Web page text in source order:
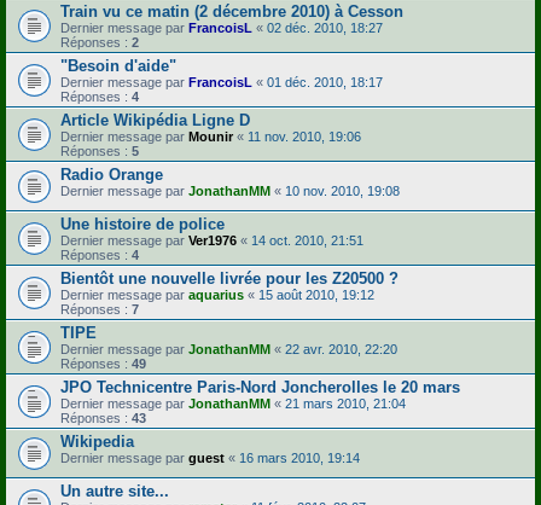
Train vu ce matin (2 décembre 2010) à Cesson
Dernier message par FrancoisL « 02 déc. 2010, 18:27
Réponses : 2
"Besoin d'aide"
Dernier message par FrancoisL « 01 déc. 2010, 18:17
Réponses : 4
Article Wikipédia Ligne D
Dernier message par Mounir « 11 nov. 2010, 19:06
Réponses : 5
Radio Orange
Dernier message par JonathanMM « 10 nov. 2010, 19:08
Une histoire de police
Dernier message par Ver1976 « 14 oct. 2010, 21:51
Réponses : 4
Bientôt une nouvelle livrée pour les Z20500 ?
Dernier message par aquarius « 15 août 2010, 19:12
Réponses : 7
TIPE
Dernier message par JonathanMM « 22 avr. 2010, 22:20
Réponses : 49
JPO Technicentre Paris-Nord Joncherolles le 20 mars
Dernier message par JonathanMM « 21 mars 2010, 21:04
Réponses : 43
Wikipedia
Dernier message par guest « 16 mars 2010, 19:14
Un autre site...